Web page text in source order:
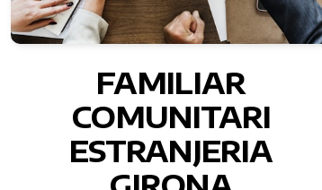
FAMILIAR
COMUNITARI
ESTRANJERIA